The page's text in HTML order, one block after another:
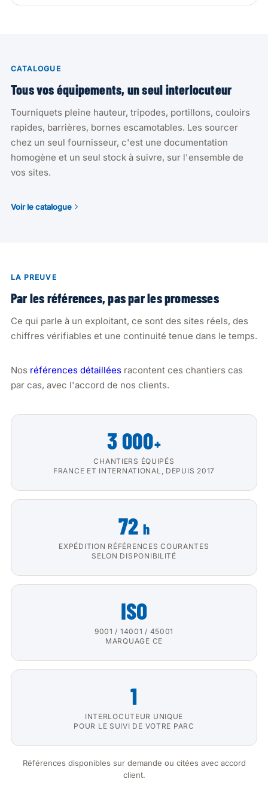
CATALOGUE
Tous vos équipements, un seul interlocuteur
Tourniquets pleine hauteur, tripodes, portillons, couloirs
rapides, barrières, bornes escamotables. Les sourcer
chez un seul fournisseur, c'est une documentation
homogène et un seul stock à suivre, sur l'ensemble de
vos sites.
Voir le catalogue
LA PREUVE
Par les références, pas par les promesses
Ce qui parle à un exploitant, ce sont des sites réels, des
chiffres vérifiables et une continuité tenue dans le temps.
Nos références détailléesracontent ces chantiers cas
par cas, avec l'accord de nos clients.
3 000+
CHANTIERS ÉQUIPÉS
FRANCE ET INTERNATIONAL, DEPUIS 2017
72 h
EXPÉDITION RÉFÉRENCES COURANTES
SELON DISPONIBILITÉ
ISO
9001 / 14001 / 45001
MARQUAGE CE
1
INTERLOCUTEUR UNIQUE
POUR LE SUIVI DE VOTRE PARC
Références disponibles sur demande ou citées avec accord
client.